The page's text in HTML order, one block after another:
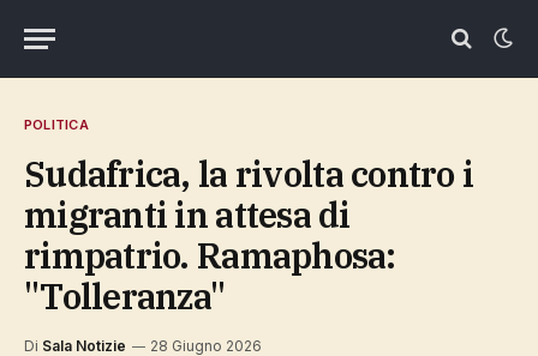
POLITICA
Sudafrica, la rivolta contro i
migranti in attesa di
rimpatrio. Ramaphosa:
"Tolleranza"
Di Sala Notizie 28 Giugno 2026